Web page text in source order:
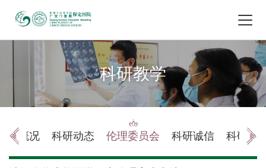
科研教学
研概况 科研动态 伦理委员会 科研诚信 科研平